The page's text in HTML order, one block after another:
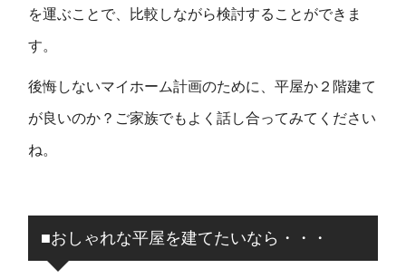
を運ぶことで、比較しながら検討することができま
す。
後悔しないマイホーム計画のために、平屋か２階建て
が良いのか？ご家族でもよく話し合ってみてください
ね。
■おしゃれな平屋を建てたいなら・・・